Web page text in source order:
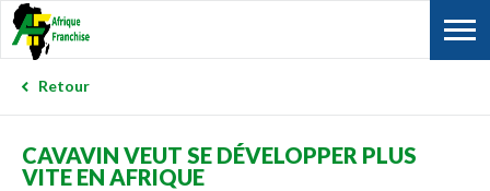
Retour
CAVAVIN VEUT SE DÉVELOPPER PLUS
VITE EN AFRIQUE